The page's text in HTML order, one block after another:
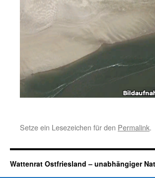
Setze ein Lesezeichen für den Permalink.
Wattenrat Ostfriesland – unabhängiger